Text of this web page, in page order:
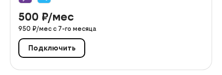
500 ₽/мес
950 ₽/мес с 7-го месяца
Подключить